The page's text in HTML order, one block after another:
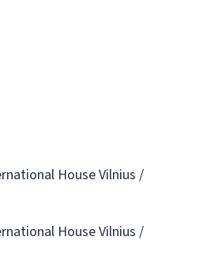
House Vilnius /
House Vilnius /